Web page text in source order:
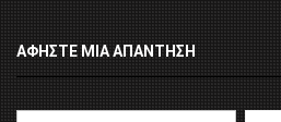
ΑΦΉΣΤΕ ΜΙΑ ΑΠΆΝΤΗΣΗ